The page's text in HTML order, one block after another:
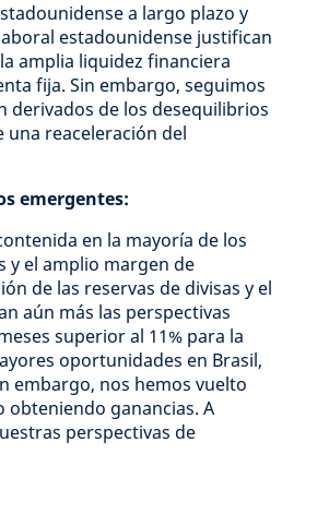
a largo plazo y
estadounidense justifican
amplia liquidez financiera
fija. Sin embargo, seguimos
derivados de los desequilibrios
una reaceleración del
emergentes:
en la mayoría de los
y el amplio margen de
de las reservas de divisas y el
aún más las perspectivas
superior al 11% para la
oportunidades en Brasil,
embargo, nos hemos vuelto
obteniendo ganancias. A
perspectivas de